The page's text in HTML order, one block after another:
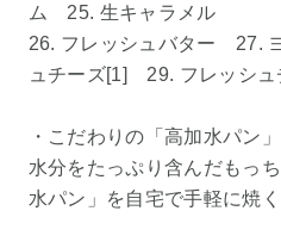
ム 25. 生キャラメル
26. フレッシュバター 27.
ュチーズ[1] 29. フレッシュ
・こだわりの「高加水パン
水分をたっぷり含んだもっ
水パン」を自宅で手軽に焼